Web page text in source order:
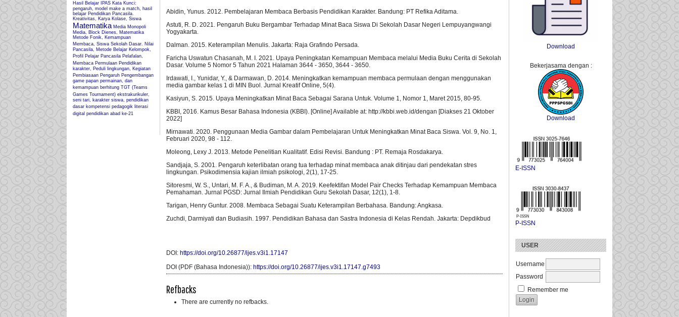
Hasil Belajar IPAS Kata Kunci:
pengaruh, model make a match, hasil
belajar Pendidikan Pancasila.
Kreativitas, Karya Kolase, Siswa
Matematika Media Monopoli
Media, Block Dienes, Matematika
Metode Fonik, Kemampuan
Membaca, Siswa Sekolah Dasar. Nilai
Pancasila, Metode Belajar Kelompok,
Profil Pelajar Pancasila Pelafalan,
Membaca Permulaan Pendidikan
karakter, Peduli lingkungan, Kegiatan
Pembiasaan Pengaruh Pengembangan
game papan permainan, dan
kemampuan berhitung TGT (Teams
Games Tournament) ekstrakurikuler,
seni tari, karakter siswa, pendidikan
dasar kompetensi pedagogik literasi
digital pendidikan abad ke-21
Download
Bekerjasama dengan :
Download
E-ISSN
P-ISSN
USER
Username
Password
Remember me
Abidin, Yunus. 2012. Pembelajaran Membaca Berbasis Pendidikan Karakter. Bandung: PT Refika Aditama.
Astuti, R. D. 2021. Pengaruh Buku Bergambar Terhadap Minat Baca Siswa Di Sekolah Dasar Negeri Lempuyangwangi
Yogyakarta.
Dalman. 2015. Keterampilan Menulis. Jakarta: Raja Grafindo Persada.
Faricha Uswatun Chasanah, M. I. 2021. Upaya Peningkatan Kemampuan Membaca melalui Media Buku Cerita di Sekolah
Dasar. Volume 5 Nomor 5 Tahun 2021 Halaman 3644 - 3650, 3644 - 3650.
Irdawati, I., Yunidar, Y., & Darmawan, D. 2014. Meningkatkan kemampuan membaca permulaan dengan menggunakan
media gambar kelas 1 di MIN Buol. Jurnal Kreatif Online, 5(4).
Kasiyun, S. 2015. Upaya Meningkatkan Minat Baca Sebagai Sarana Untuk. Volume 1, Nomor 1, Maret 2015, 80-95.
KBBI, 2016. Kamus Besar Bahasa Indonesia (KBBI). [Online] Available at: http://kbbi.web.id/dengan [Diakses 21 Oktober
2022]
Mirnawati. 2020. Penggunaan Media Gambar dalam Pembelajaran Untuk Meningkatkan Minat Baca Siswa. Vol. 9, No. 1,
Februari 2020, 98 - 112.
Moleong, Lexy J. 2013. Metode Penelitian Kualitatif. Edisi Revisi. Bandung : PT. Remaja Rosdakarya.
Sandjaja, S. 2001. Pengaruh keterlibatan orang tua terhadap minat membaca anak ditinjau dari pendekatan stres
lingkungan. Psikodimensia kajian ilmiah psikologi, 2(1), 17-25.
Sitoresmi, W. S., Untari, M. F. A., & Budiman, M. A. 2019. Keefektifan Model Pair Checks Terhadap Kemampuan Membaca
Pemahaman. Jurnal PGSD: Jurnal Ilmiah Pendidikan Guru Sekolah Dasar, 12(1), 1-8.
Tarigan, Henry Guntur. 2008. Membaca Sebagai Suatu Keterampilan Berbahasa. Bandung: Angkasa.
Zuchdi, Darmiyati dan Budiasih. 1997. Pendidikan Bahasa dan Sastra Indonesia di Kelas Rendah. Jakarta: Depdikbud
DOI: https://doi.org/10.26877/ijes.v3i1.17147
DOI (PDF (Bahasa Indonesia)): https://doi.org/10.26877/ijes.v3i1.17147.g7493
Refbacks
There are currently no refbacks.